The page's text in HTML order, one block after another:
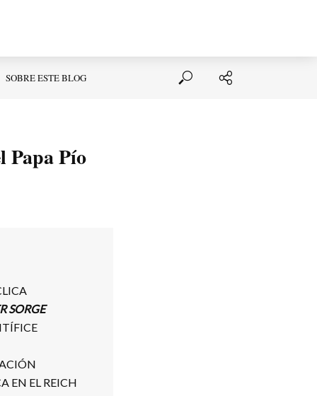
SOBRE ESTE BLOG
Papa Pío
SORGE
EN EL REICH